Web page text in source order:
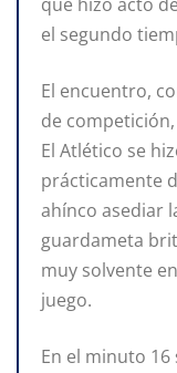
el segundo
El encuentro,
de
El Atlético se
prácticamente
ahínco asediar
guardameta
muy solvente
juego.
En el minuto